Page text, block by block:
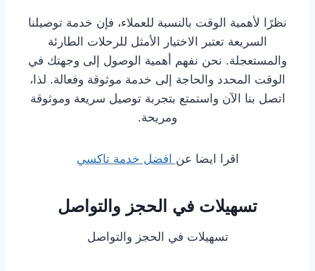
نظرًا لأهمية الوقت بالنسبة للعملاء، فإن خدمة توصيلنا
السريعة تعتبر الاختيار الأمثل للرحلات الطارئة
والمستعجلة. نحن نفهم أهمية الوصول إلى وجهتك في
الوقت المحدد والحاجة إلى خدمة موثوقة وفعالة. لذا،
اتصل بنا الآن واستمتع بتجربة توصيل سريعة وموثوقة
ومريحة.
اقرا ايضا عن افضل خدمة تاكسي
تسهيلات في الحجز والتواصل
تسهيلات في الحجز والتواصل